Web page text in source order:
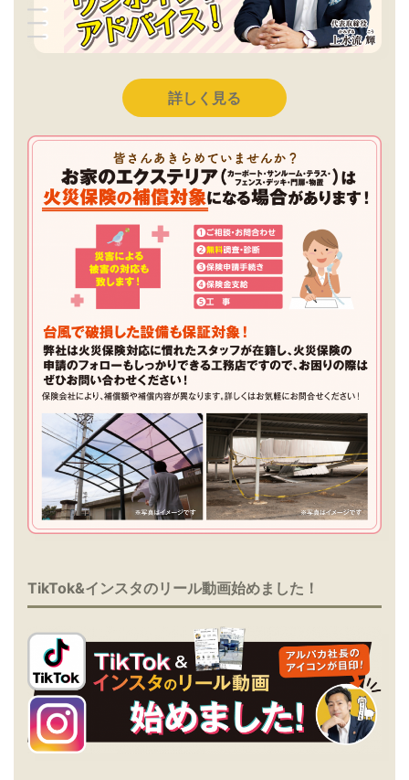
詳しく見る
TikTok&インスタのリール動画始めました！